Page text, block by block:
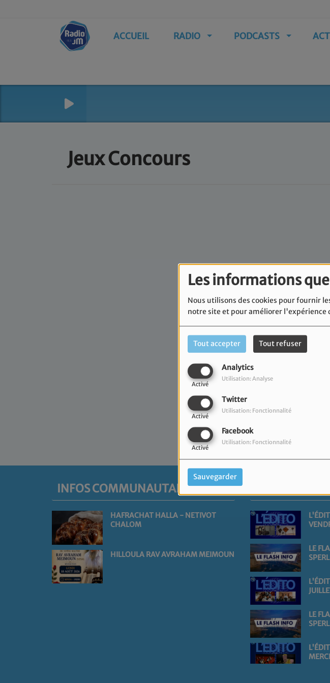
Les informations
Nous utilisons des cookies pour fournir
notre site et pour améliorer l'expérience
Tout accepter Tout refuser
Analytics
Activé
Utilisation: Analyse
Twitter
Activé
Utilisation: Fonctionnalité
Facebook
Activé
Utilisation: Fonctionnalité
Sauvegarder
ACCUEIL RADIO PODCASTS
Jeux Concours
INFOS COMMUNAUTAIRES
HAFRACHAT HALLA - NETIVOT
CHALOM
HILLOULA RAV AVRAHAM MEIMOUN
LE
LE